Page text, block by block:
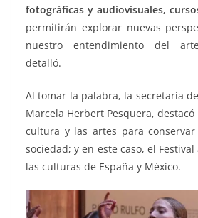
fotográficas y audiovisuales,
permitirán explorar nuevas
nuestro entendimiento del arte
detalló.
Al tomar la palabra, la secretaria
Marcela Herbert Pesquera,
cultura y las artes para
sociedad; y en este caso, el
las culturas de España y México.